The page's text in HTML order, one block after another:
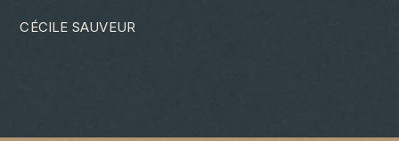
CÉCILE SAUVEUR